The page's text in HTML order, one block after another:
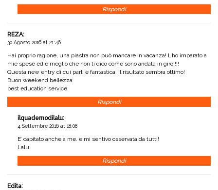
Rispondi
REZA:
30 Agosto 2016 at 21:46
Hai proprio ragione, una piastra non può mancare in vacanza! L’ho imparato a
mie spese ed è meglio che non ti dico come sono andata in giro!!!!
Questa new entry di cui parli è fantastica, il risultato sembra ottimo!
Buon weekend bellezza
best education service
Rispondi
ilquadernodilalu:
4 Settembre 2016 at 18:08
E’ capitato anche a me. e mi sentivo osservata da tutti!
Lalu
Rispondi
Edita: